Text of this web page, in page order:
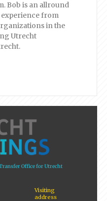
Bob is an allround
from
in the
Utrecht
Office for Utrecht
Visiting
address